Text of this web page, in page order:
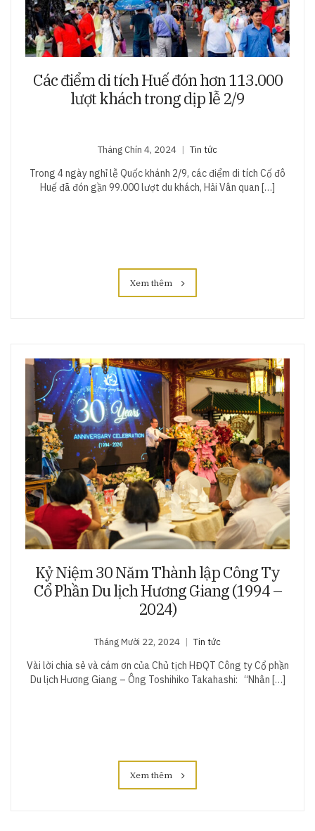
Các điểm di tích Huế đón hơn 113.000
lượt khách trong dịp lễ 2/9
Tháng Chín 4, 2024 Tin tức
Trong 4 ngày nghỉ lễ Quốc khánh 2/9, các điểm di tích Cố đô
Huế đã đón gần 99.000 lượt du khách, Hải Vân quan […]
Xem thêm
Kỷ Niệm 30 Năm Thành lập Công Ty
Cổ Phần Du lịch Hương Giang (1994 –
2024)
Tháng Mười 22, 2024 Tin tức
Vài lời chia sẻ và cám ơn của Chủ tịch HĐQT Công ty Cổ phần
Du lịch Hương Giang – Ông Toshihiko Takahashi: “Nhân […]
Xem thêm